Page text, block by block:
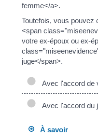
femme</a>.
Toutefois, vous pouvez
<span
votre ex-époux ou ex-
juge</span>.
Avec l'accord de
Avec l'accord du
À savoir